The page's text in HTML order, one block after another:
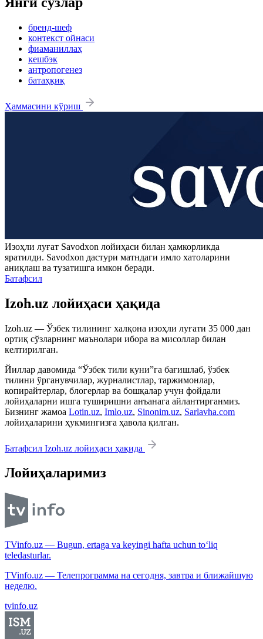
бренд-шеф
контекст ойнаси
фиаманиллаҳ
кешбэк
антропогенез
батаҳқиқ
Ҳаммасини кўриш
Изоҳли луғат Savodxon лойиҳаси билан ҳамкорликда
яратилди. Savodxon дастури матндаги имло хатоларини
аниқлаш ва тузатишга имкон беради.
Батафсил
Izoh.uz лойиҳаси ҳақида
Izoh.uz — Ўзбек тилининг халқона изоҳли луғати 35 000 дан
ортиқ сўзларнинг маънолари ибора ва мисоллар билан
келтирилган.
Йиллар давомида “Ўзбек тили куни”га бағишлаб, ўзбек
тилини ўрганувчилар, журналистлар, таржимонлар,
копирайтерлар, блогерлар ва бошқалар учун фойдали
лойиҳаларни ишга туширишни анъанага айлантирганмиз.
Бизнинг жамоа Lotin.uz, Imlo.uz, Sinonim.uz, Sarlavha.com
лойиҳаларини ҳукмингизга ҳавола қилган.
Батафсил Izoh.uz лойиҳаси ҳақида
Лойиҳаларимиз
TVinfo.uz — Bugun, ertaga va keyingi hafta uchun to‘liq
teledasturlar.
TVinfo.uz — Телепрограмма на сегодня, завтра и ближайшую
неделю.
tvinfo.uz